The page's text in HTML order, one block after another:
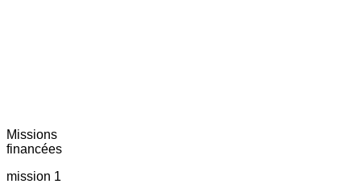
Missions
financées
mission 1